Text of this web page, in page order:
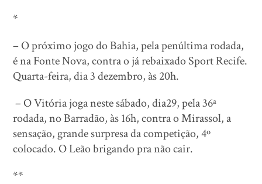
*
– O próximo jogo do Bahia, pela penúltima rodada,
é na Fonte Nova, contra o já rebaixado Sport Recife.
Quarta-feira, dia 3 dezembro, às 20h.
– O Vitória joga neste sábado, dia29, pela 36ª
rodada, no Barradão, às 16h, contra o Mirassol, a
sensação, grande surpresa da competição, 4º
colocado. O Leão brigando pra não cair.
**